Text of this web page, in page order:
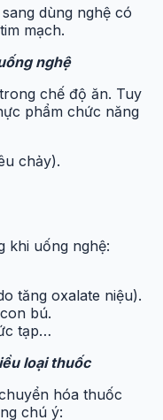
dùng nghệ có
mạch.
nghệ
chế độ ăn. Tuy
phẩm chức năng
chảy).
khi uống nghệ:
tăng oxalate niệu).
bú.
tạp…
loại thuốc
hóa thuốc
chú ý: